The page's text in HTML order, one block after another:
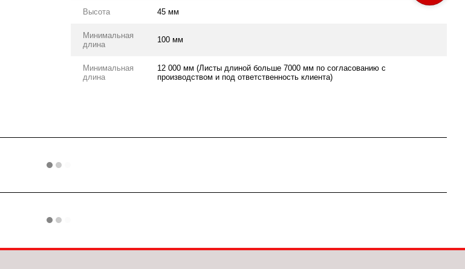
Высота 45 мм
Минимальная
длина
100 мм
Минимальная
длина
12 000 мм (Листы длиной больше 7000 мм по согласованию с
производством и под ответственность клиента)